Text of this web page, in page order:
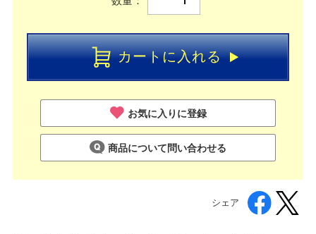
カートに入れる
お気に入りに登録
商品について問い合わせる
シェア